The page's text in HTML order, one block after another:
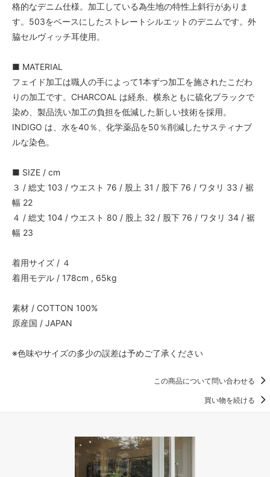
格的なデニム仕様。加工している為生地の特性上斜行がありま
す。503をベースにしたストレートシルエットのデニムです。外
脇セルヴィッチ耳使用。
■ MATERIAL
フェイド加工は職人の手によって1本ずつ加工を施されたこだわ
りの加工です。CHARCOAL は経糸、横糸ともに硫化ブラックで
染め、製品洗い加工の負担を低減した新しい技術を採用。
INDIGO は、水を40％、化学薬品を50％削減したサスティナブ
ルな染色。
■ SIZE / cm
３ / 総丈 103 / ウエスト 76 / 股上 31 / 股下 76 / ワタリ 33 / 裾
幅 22
４ / 総丈 104 / ウエスト 80 / 股上 32 / 股下 76 / ワタリ 34 / 裾
幅 23
着用サイズ / ４
着用モデル / 178cm , 65kg
素材 / COTTON 100%
原産国 / JAPAN
※色味やサイズの多少の誤差は予めご了承ください
この商品について問い合わせる
買い物を続ける